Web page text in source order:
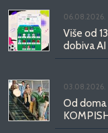
06.08.2026.
Više od
dobiva
03.08.2026.
Od